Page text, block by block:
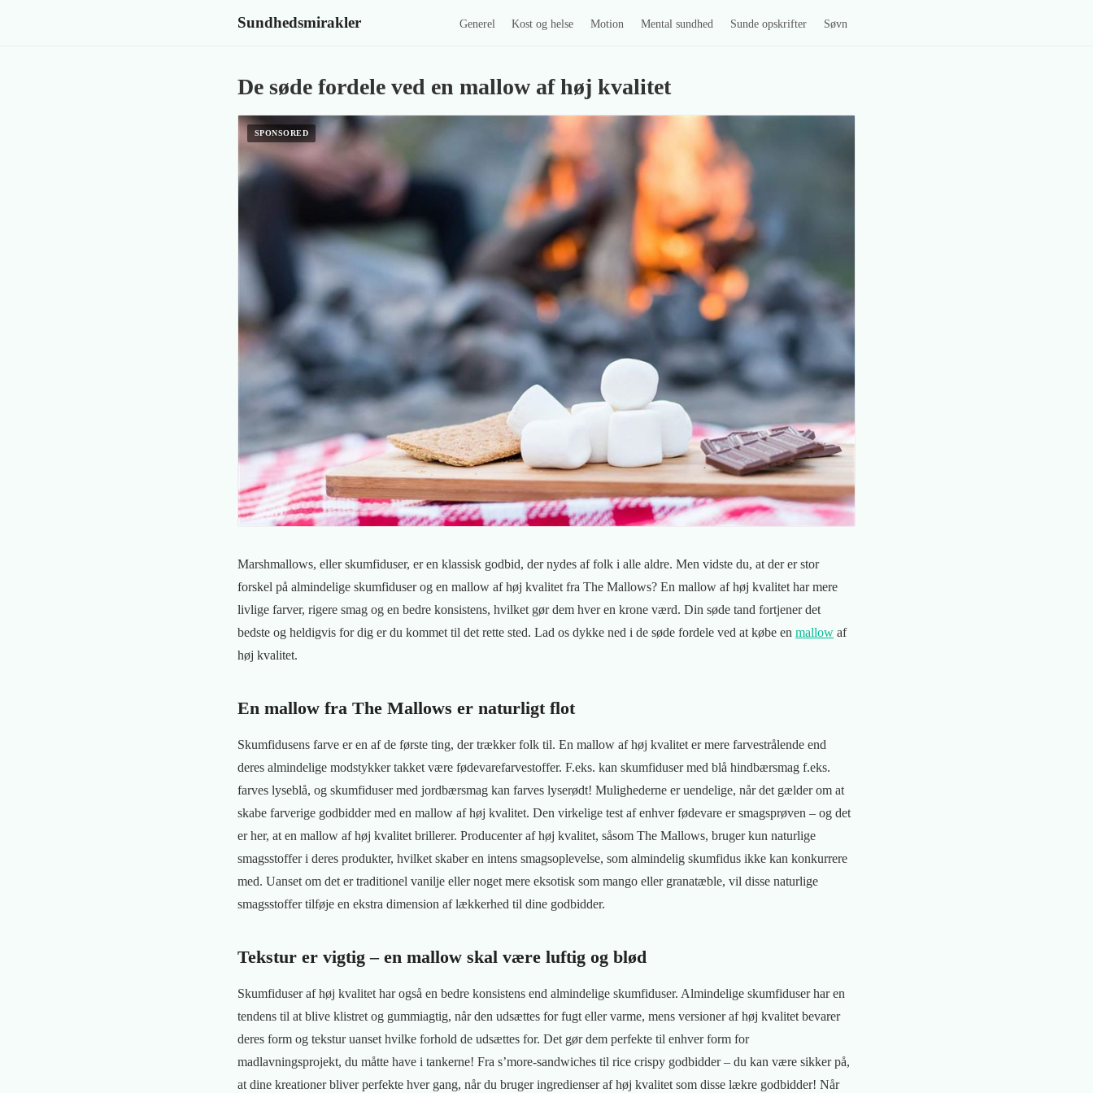
Sundhedsmirakler Generel Kost og helse Motion Mental sundhed Sunde opskrifter Søvn
De søde fordele ved en mallow af høj kvalitet
Marshmallows, eller skumfiduser, er en klassisk godbid, der nydes af folk i alle aldre. Men vidste du, at der er stor
forskel på almindelige skumfiduser og en mallow af høj kvalitet fra The Mallows? En mallow af høj kvalitet har mere
livlige farver, rigere smag og en bedre konsistens, hvilket gør dem hver en krone værd. Din søde tand fortjener det
bedste og heldigvis for dig er du kommet til det rette sted. Lad os dykke ned i de søde fordele ved at købe en mallow af
høj kvalitet.
En mallow fra The Mallows er naturligt flot
Skumfidusens farve er en af de første ting, der trækker folk til. En mallow af høj kvalitet er mere farvestrålende end
deres almindelige modstykker takket være fødevarefarvestoffer. F.eks. kan skumfiduser med blå hindbærsmag f.eks.
farves lyseblå, og skumfiduser med jordbærsmag kan farves lyserødt! Mulighederne er uendelige, når det gælder om at
skabe farverige godbidder med en mallow af høj kvalitet. Den virkelige test af enhver fødevare er smagsprøven – og det
er her, at en mallow af høj kvalitet brillerer. Producenter af høj kvalitet, såsom The Mallows, bruger kun naturlige
smagsstoffer i deres produkter, hvilket skaber en intens smagsoplevelse, som almindelig skumfidus ikke kan konkurrere
med. Uanset om det er traditionel vanilje eller noget mere eksotisk som mango eller granatæble, vil disse naturlige
smagsstoffer tilføje en ekstra dimension af lækkerhed til dine godbidder.
Tekstur er vigtig – en mallow skal være luftig og blød
Skumfiduser af høj kvalitet har også en bedre konsistens end almindelige skumfiduser. Almindelige skumfiduser har en
tendens til at blive klistret og gummiagtig, når den udsættes for fugt eller varme, mens versioner af høj kvalitet bevarer
deres form og tekstur uanset hvilke forhold de udsættes for. Det gør dem perfekte til enhver form for
madlavningsprojekt, du måtte have i tankerne! Fra s’more-sandwiches til rice crispy godbidder – du kan være sikker på,
at dine kreationer bliver perfekte hver gang, når du bruger ingredienser af høj kvalitet som disse lækre godbidder! Når